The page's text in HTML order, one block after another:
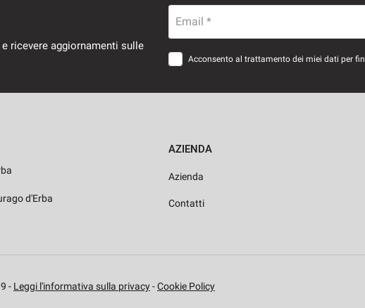
ricevere aggiornamenti sulle
Email *
Acconsento al trattamento dei miei dati per
d'Erba
AZIENDA
Azienda
Contatti
- Leggi l'informativa sulla privacy-Cookie Policy